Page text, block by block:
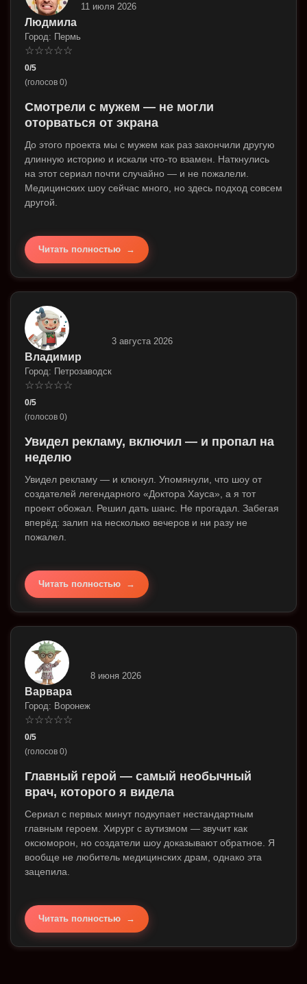
Людмила
Город: Пермь
11 июля 2026
☆☆☆☆☆
0/5
(голосов 0)
Смотрели с мужем — не могли
оторваться от экрана
До этого проекта мы с мужем как раз закончили другую
длинную историю и искали что-то взамен. Наткнулись
на этот сериал почти случайно — и не пожалели.
Медицинских шоу сейчас много, но здесь подход совсем
другой.
Читать полностью
Владимир
Город: Петрозаводск
3 августа 2026
☆☆☆☆☆
0/5
(голосов 0)
Увидел рекламу, включил — и пропал на
неделю
Увидел рекламу — и клюнул. Упомянули, что шоу от
создателей легендарного «Доктора Хауса», а я тот
проект обожал. Решил дать шанс. Не прогадал. Забегая
вперёд: залип на несколько вечеров и ни разу не
пожалел.
Читать полностью
Варвара
Город: Воронеж
8 июня 2026
☆☆☆☆☆
0/5
(голосов 0)
Главный герой — самый необычный
врач, которого я видела
Сериал с первых минут подкупает нестандартным
главным героем. Хирург с аутизмом — звучит как
оксюморон, но создатели шоу доказывают обратное. Я
вообще не любитель медицинских драм, однако эта
зацепила.
Читать полностью